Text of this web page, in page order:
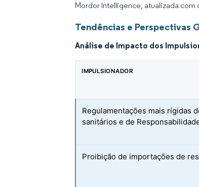
Mordor Intelligence, atualizada
Tendências e Perspectivas
Análise de Impacto dos
IMPULSIONADOR
Regulamentações mais rígidas
sanitários e de
Proibição de importações de